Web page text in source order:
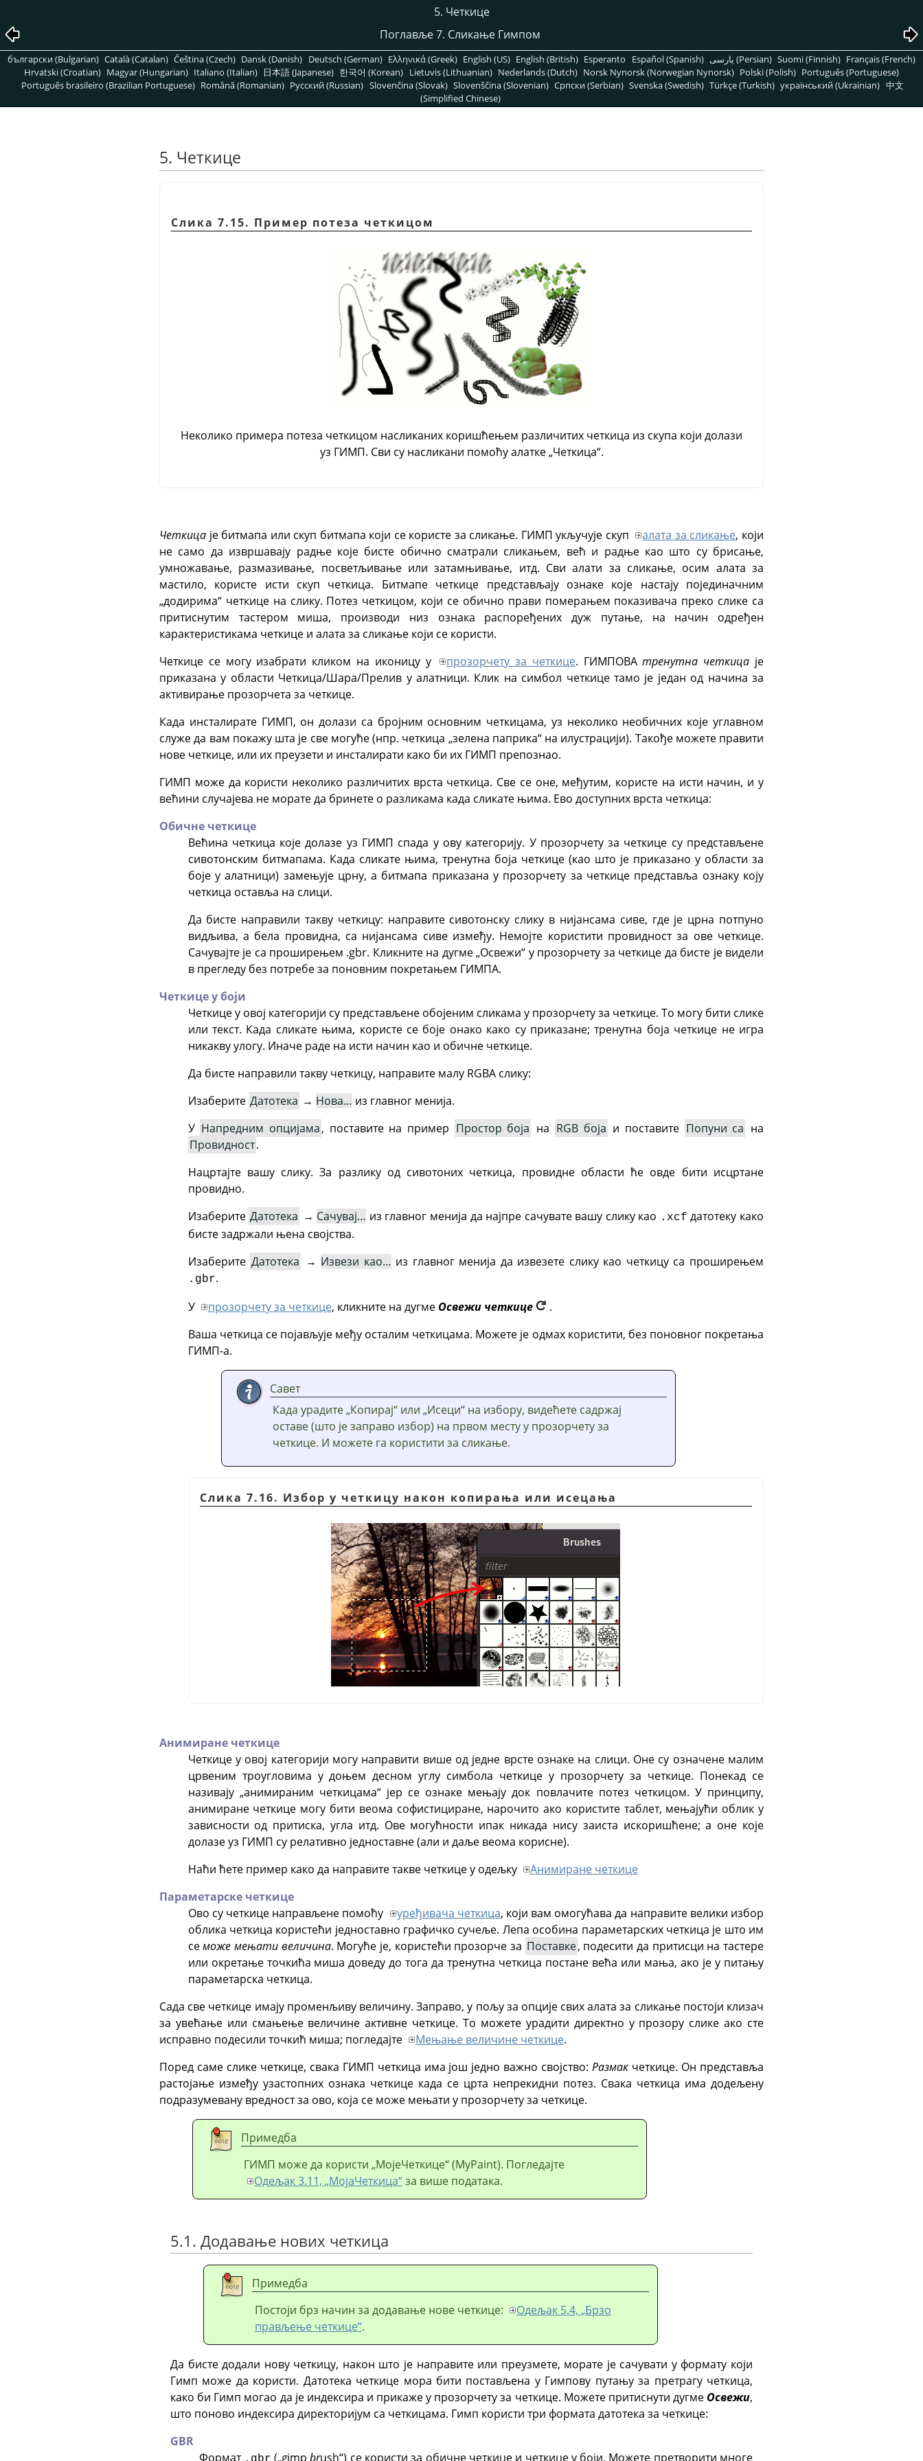
5. Четкице
Поглавље 7. Сликање Гимпом
български (Bulgarian) Català (Catalan) Čeština (Czech) Dansk (Danish) Deutsch (German) Ελληνικά (Greek) English (US) English (British) Esperanto Español (Spanish) پارسی (Persian) Suomi (Finnish) Français (French)
Hrvatski (Croatian) Magyar (Hungarian) Italiano (Italian) 日本語 (Japanese) 한국어 (Korean) Lietuvis (Lithuanian) Nederlands (Dutch) Norsk Nynorsk (Norwegian Nynorsk) Polski (Polish) Português (Portuguese)
Português brasileiro (Brazilian Portuguese) Română (Romanian) Pусский (Russian) Slovenčina (Slovak) Slovenščina (Slovenian) Српски (Serbian) Svenska (Swedish) Türkçe (Turkish) український (Ukrainian) 中文
(Simplified Chinese)
5. Четкице
Слика 7.15. Пример потеза четкицом
Неколико примера потеза четкицом насликаних коришћењем различитих четкица из скупа који долази
уз ГИМП. Сви су насликани помоћу алатке „Четкица“.
Четкица је битмапа или скуп битмапа који се користе за сликање. ГИМП укључује скуп алата за сликање, који
не само да извршавају радње које бисте обично сматрали сликањем, већ и радње као што су брисање,
умножавање, размазивање, посветљивање или затамњивање, итд. Сви алати за сликање, осим алата за
мастило, користе исти скуп четкица. Битмапе четкице представљају ознаке које настају појединачним
„додирима“ четкице на слику. Потез четкицом, који се обично прави померањем показивача преко слике са
притиснутим тастером миша, производи низ ознака распоређених дуж путање, на начин одређен
карактеристикама четкице и алата за сликање који се користи.
Четкице се могу изабрати кликом на иконицу у
прозорчету за четкице. ГИМПОВА тренутна четкица је
приказана у области Четкица/Шара/Прелив у алатници. Клик на симбол четкице тамо је један од начина за
активирање прозорчета за четкице.
Када инсталирате ГИМП, он долази са бројним основним четкицама, уз неколико необичних које углавном
служе да вам покажу шта је све могуће (нпр. четкица „зелена паприка“ на илустрацији). Такође можете правити
нове четкице, или их преузети и инсталирати како би их ГИМП препознао.
ГИМП може да користи неколико различитих врста четкица. Све се оне, међутим, користе на исти начин, и у
већини случајева не морате да бринете о разликама када сликате њима. Ево доступних врста четкица:
Обичне четкице
Већина четкица које долазе уз ГИМП спада у ову категорију. У прозорчету за четкице су представљене
сивотонским битмапама. Када сликате њима, тренутна боја четкице (као што је приказано у области за
боје у алатници) замењује црну, а битмапа приказана у прозорчету за четкице представља ознаку коју
четкица оставља на слици.
Да бисте направили такву четкицу: направите сивотонску слику в нијансама сиве, где је црна потпуно
видљива, а бела провидна, са нијансама сиве између. Немојте користити провидност за ове четкице.
Сачувајте је са проширењем .gbr. Кликните на дугме „Освежи“ у прозорчету за четкице да бисте је видели
в прегледу без потребе за поновним покретањем ГИМПА.
Четкице у боји
Четкице у овој категорији су представљене обојеним сликама у прозорчету за четкице. То могу бити слике
или текст. Када сликате њима, користе се боје онако како су приказане; тренутна боја четкице не игра
никакву улогу. Иначе раде на исти начин као и обичне четкице.
Да бисте направили такву четкицу, направите малу RGBA слику:
Изаберите Датотека → Нова… из главног менија.
У Напредним опцијама, поставите на пример Простор боја на RGB боја и поставите Попуни са на
Провидност.
Нацртајте вашу слику. За разлику од сивотоних четкица, провидне области ће овде бити исцртане
провидно.
Изаберите Датотека → Сачувај… из главног менија да најпре сачувате вашу слику као .xcf датотеку како
бисте задржали њена својства.
Изаберите Датотека → Извези као… из главног менија да извезете слику као четкицу са проширењем
.gbr.
У
прозорчету за четкице, кликните на дугме Освежи четкице
.
Ваша четкица се појављује међу осталим четкицама. Можете је одмах користити, без поновног покретања
ГИМП-а.
Савет
Када урадите „Копирај“ или „Исеци“ на избору, видећете садржај
оставе (што је заправо избор) на првом месту у прозорчету за
четкице. И можете га користити за сликање.
Слика 7.16. Избор у четкицу након копирања или исецања
Анимиране четкице
Четкице у овој категорији могу направити више од једне врсте ознаке на слици. Оне су означене малим
црвеним троугловима у доњем десном углу симбола четкице у прозорчету за четкице. Понекад се
називају „анимираним четкицама“ јер се ознаке мењају док повлачите потез четкицом. У принципу,
анимиране четкице могу бити веома софистициране, нарочито ако користите таблет, мењајући облик у
зависности од притиска, угла итд. Ове могућности ипак никада нису заиста искоришћене; а оне које
долазе уз ГИМП су релативно једноставне (али и даље веома корисне).
Наћи ћете пример како да направите такве четкице у одељку
Анимиране четкице
Параметарске четкице
Ово су четкице направљене помоћу
уређивача четкица, који вам омогућава да направите велики избор
облика четкица користећи једноставно графичко сучеље. Лепа особина параметарских четкица је што им
семоже мењати величина. Могуће је, користећи прозорче за Поставке, подесити да притисци на тастере
или окретање точкића миша доведу до тога да тренутна четкица постане већа или мања, ако је у питању
параметарска четкица.
Сада све четкице имају променљиву величину. Заправо, у пољу за опције свих алата за сликање постоји клизач
за увећање или смањење величине активне четкице. То можете урадити директно у прозору слике ако сте
исправно подесили точкић миша; погледајте
Мењање величине четкице.
Поред саме слике четкице, свака ГИМП четкица има још једно важно својство:Размак четкице. Он представља
растојање између узастопних ознака четкице када се црта непрекидни потез. Свака четкица има додељену
подразумевану вредност за ово, која се може мењати у прозорчету за четкице.
Примедба
ГИМП може да користи „МојеЧеткице“ (MyPaint). Погледајте
Одељак 3.11, „МојаЧеткица“за више података.
5.1. Додавање нових четкица
Примедба
Постоји брз начин за додавање нове четкице:
Одељак 5.4, „Брзо
прављење четкице“.
Да бисте додали нову четкицу, након што је направите или преузмете, морате је сачувати у формату који
Гимп може да користи. Датотека четкице мора бити постављена у Гимпову путању за претрагу четкица,
како би Гимп могао да је индексира и прикаже у прозорчету за четкице. Можете притиснути дугме Освежи,
што поново индексира директоријум са четкицама. Гимп користи три формата датотека за четкице:
GBR
Формат
(„gimpbrush“) се користи за обичне четкице и четкице у боји. Можете претворити многе